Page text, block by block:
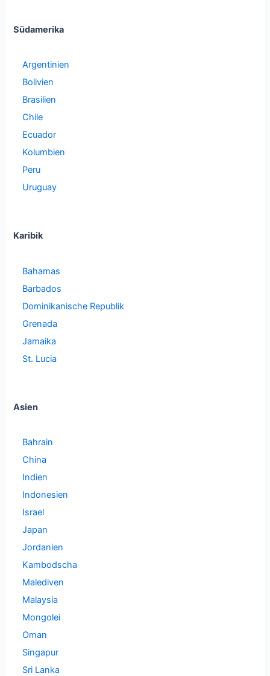
Südamerika
Argentinien
Bolivien
Brasilien
Chile
Ecuador
Kolumbien
Peru
Uruguay
Karibik
Bahamas
Barbados
Dominikanische Republik
Grenada
Jamaika
St. Lucia
Asien
Bahrain
China
Indien
Indonesien
Israel
Japan
Jordanien
Kambodscha
Malediven
Malaysia
Mongolei
Oman
Singapur
Sri Lanka